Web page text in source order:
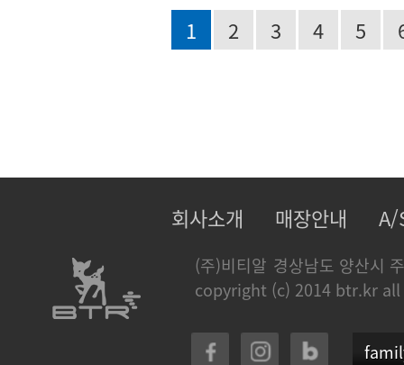
1 2 3 4 5
회사소개 매장안내 A/
(주)비티알 경상남도 양산시
copyright (c) 2014 btr.kr